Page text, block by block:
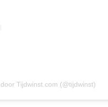
Tijdwinst.com (@tijdwinst)